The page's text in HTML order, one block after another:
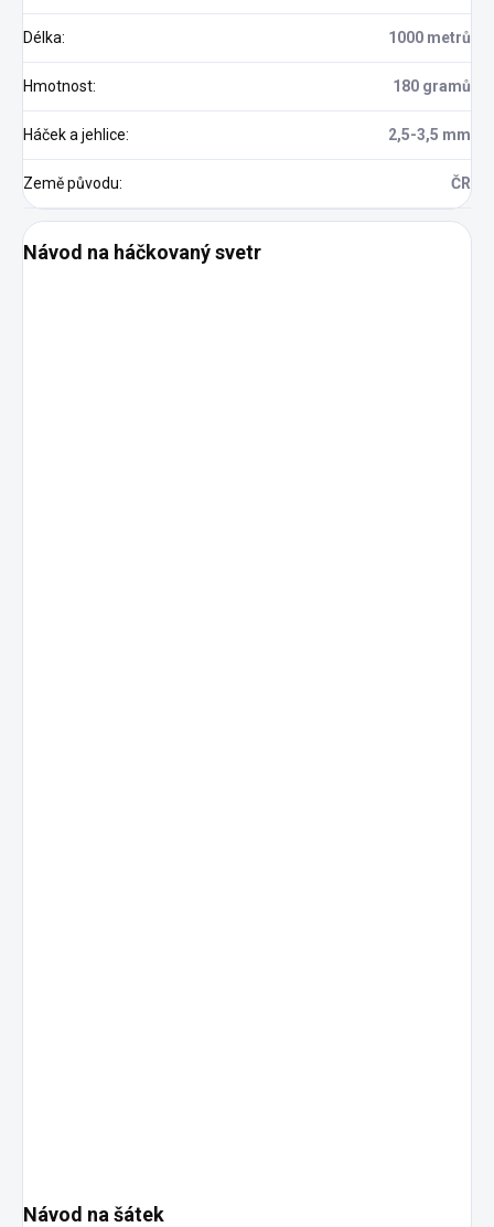
Délka: 1000 metrů
Hmotnost: 180 gramů
Háček a jehlice: 2,5-3,5 mm
Země původu: ČR
Návod na háčkovaný svetr
Návod na šátek